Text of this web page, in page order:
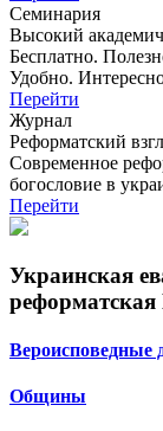
Семинария
Высокий
Бесплатно.
Удобно.
Перейти
Журнал
Реформатский
Современное
богословие в
Перейти
Украинская
Вероисповедные
Общины